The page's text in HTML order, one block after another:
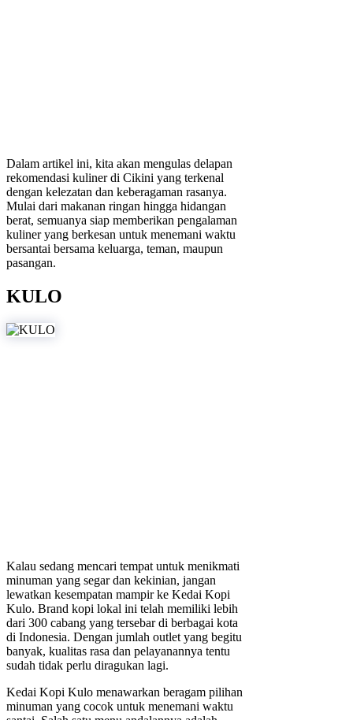
Dalam artikel ini, kita akan mengulas delapan
rekomendasi kuliner di Cikini yang terkenal
dengan kelezatan dan keberagaman rasanya.
Mulai dari makanan ringan hingga hidangan
berat, semuanya siap memberikan pengalaman
kuliner yang berkesan untuk menemani waktu
bersantai bersama keluarga, teman, maupun
pasangan.
KULO
Kalau sedang mencari tempat untuk menikmati
minuman yang segar dan kekinian, jangan
lewatkan kesempatan mampir ke Kedai Kopi
Kulo. Brand kopi lokal ini telah memiliki lebih
dari 300 cabang yang tersebar di berbagai kota
di Indonesia. Dengan jumlah outlet yang begitu
banyak, kualitas rasa dan pelayanannya tentu
sudah tidak perlu diragukan lagi.
Kedai Kopi Kulo menawarkan beragam pilihan
minuman yang cocok untuk menemani waktu